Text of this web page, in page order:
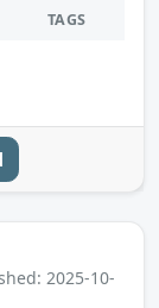
TAGS
2025-10-